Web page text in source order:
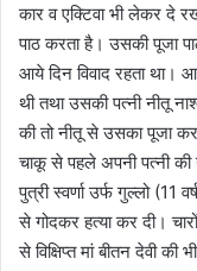
कार व एक्टिवा भी लेकर दे
पाठ करता है। उसकी पूजा
आये दिन विवाद रहता था।
थी तथा उसकी पत्नी नीतू
की तो नीतू से उसका पूजा
चाकू से पहले अपनी पत्नी की
पुत्री स्वर्णा उर्फ गुल्लो (11
से गोदकर हत्या कर दी।
से विक्षिप्त मां बीतन देवी